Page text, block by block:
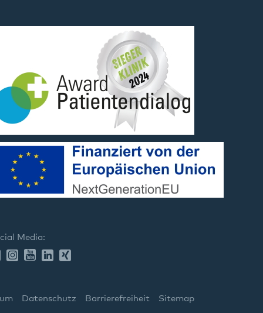
Media:
Datenschutz Barrierefreiheit Sitemap